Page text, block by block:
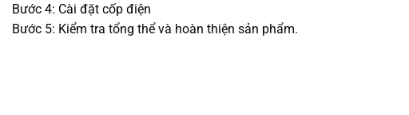
Bước 4: Cài đặt cốp điện
Bước 5: Kiểm tra tổng thể và hoàn thiện sản phẩm.